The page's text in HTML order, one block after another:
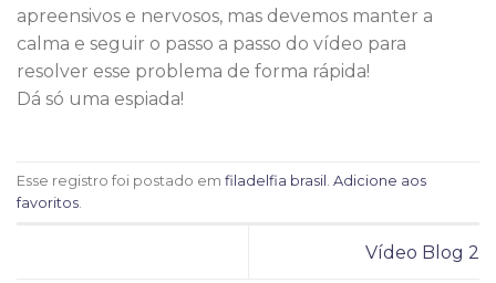
apreensivos e nervosos, mas devemos manter a
calma e seguir o passo a passo do vídeo para
resolver esse problema de forma rápida!
Dá só uma espiada!
Esse registro foi postado em filadelfia brasil Adicione aos
favoritos
Vídeo Blog 2